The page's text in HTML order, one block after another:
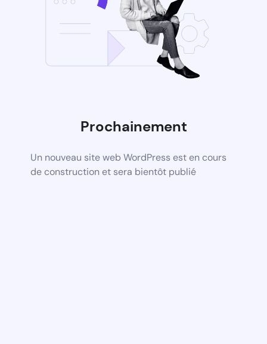
Prochainement
Un nouveau site web WordPress est en cours
de construction et sera bientôt publié